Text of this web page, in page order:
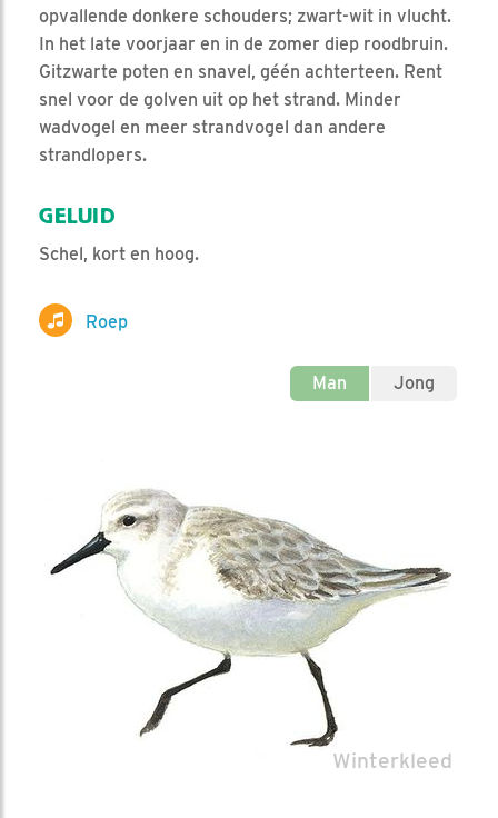
opvallende donkere schouders; zwart-wit in vlucht.
In het late voorjaar en in de zomer diep roodbruin.
Gitzwarte poten en snavel, géén achterteen. Rent
snel voor de golven uit op het strand. Minder
wadvogel en meer strandvogel dan andere
strandlopers.
GELUID
Schel, kort en hoog.
Roep
Man Jong
Winterkleed